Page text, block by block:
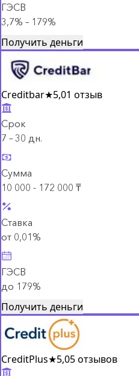
ГЭСВ
3,7% – 179%
Получить деньги
Creditbar★5,01 отзыв
Срок
7 – 30 дн.
Сумма
10 000 - 172 000 ₸
Ставка
от 0,01%
ГЭСВ
до 179%
Получить деньги
CreditPlus★5,05 отзывов